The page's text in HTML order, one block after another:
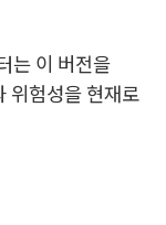
는 이 버전을
위험성을 현재로